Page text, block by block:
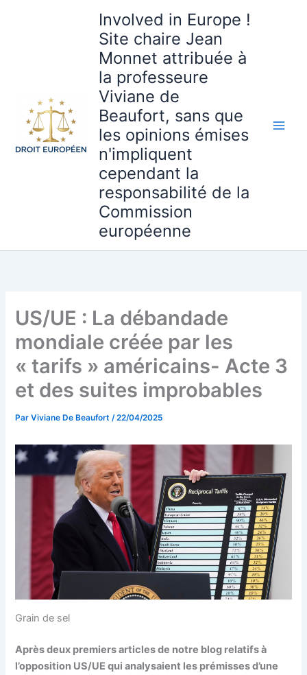
Involved in Europe !
Site chaire Jean
Monnet attribuée à
la professeure
Viviane de
Beaufort, sans que
les opinions émises
n'impliquent
cependant la
responsabilité de la
Commission
européenne
US/UE : La débandade
mondiale créée par les
« tarifs » américains- Acte 3
et des suites improbables
ParViviane De Beaufort/22/04/2025
Grain de sel
Après deux premiers articles de notre blog relatifs à
l’opposition US/UE qui analysaient les prémisses d’une